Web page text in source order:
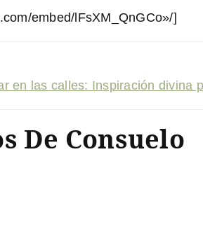
embed/lFsXM_QnGCo»/]
en las calles: Inspiración divina
De Consuelo